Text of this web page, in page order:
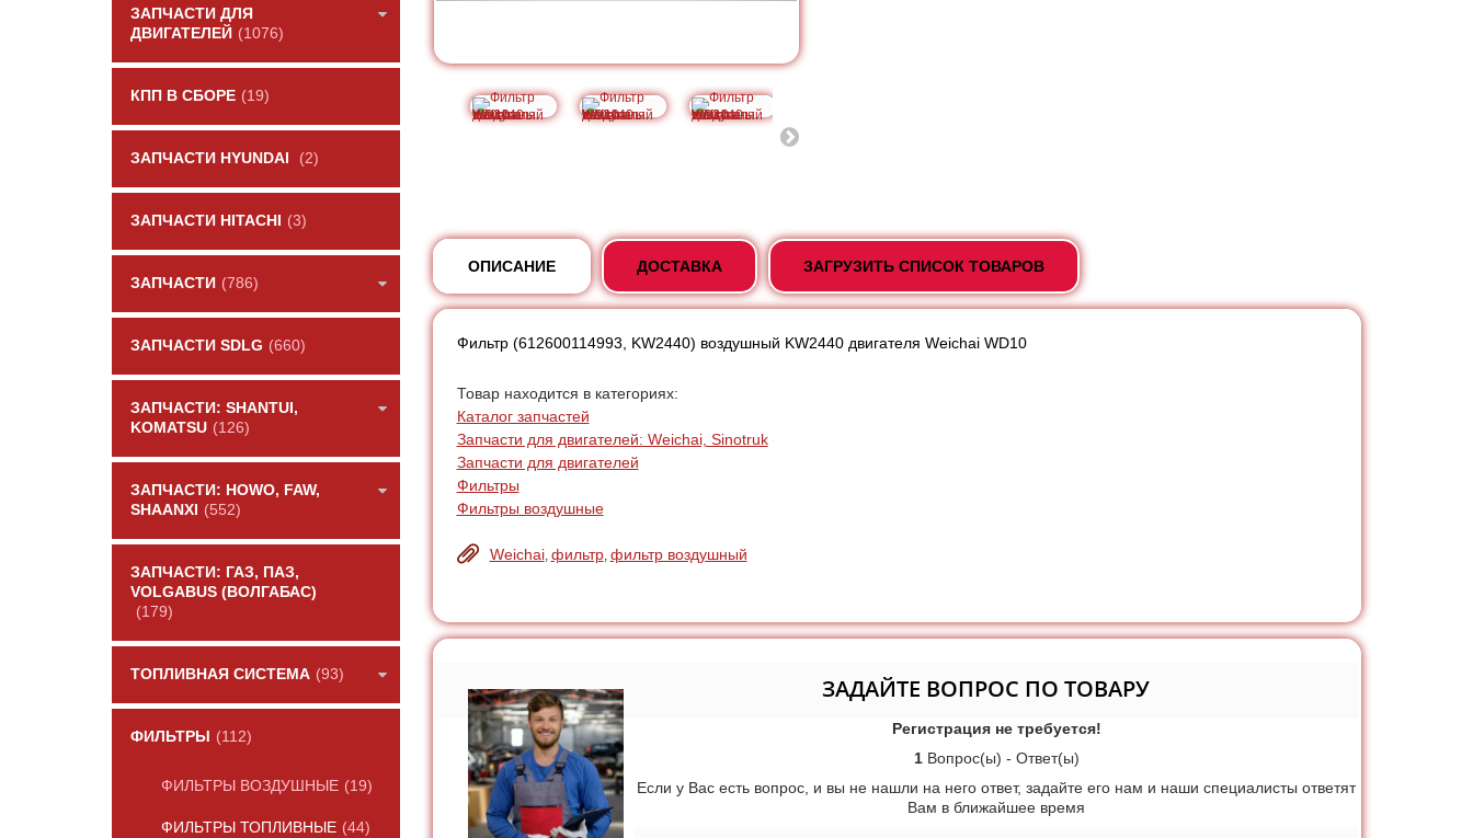
ЗАПЧАСТИ ДЛЯ
ДВИГАТЕЛЕЙ (1076)
КПП В СБОРЕ (19)
ЗАПЧАСТИ HYUNDAI (2)
ЗАПЧАСТИ HITACHI (3)
ЗАПЧАСТИ (786)
ЗАПЧАСТИ SDLG (660)
ЗАПЧАСТИ: SHANTUI,
KOMATSU (126)
ЗАПЧАСТИ: HOWO, FAW,
SHAANXI
(552)
ЗАПЧАСТИ: ГАЗ, ПАЗ,
VOLGABUS (ВОЛГАБАС)
(179)
ТОПЛИВНАЯ СИСТЕМА (93)
ФИЛЬТРЫ (112)
ФИЛЬТРЫ ВОЗДУШНЫЕ (19)
ФИЛЬТРЫ ТОПЛИВНЫЕ (44)
ОПИСАНИЕ ДОСТАВКА ЗАГРУЗИТЬ СПИСОК ТОВАРОВ
Фильтр (612600114993, KW2440) воздушный KW2440 двигателя Weichai WD10
Товар находится в категориях:
Каталог запчастей
Запчасти для двигателей: Weichai, Sinotruk
Запчасти для двигателей
Фильтры
Фильтры воздушные
Weichai, фильтр, фильтр воздушный
ЗАДАЙТЕ ВОПРОС ПО ТОВАРУ
Регистрация не требуется!
1Вопрос(ы) - Ответ(ы)
Если у Вас есть вопрос, и вы не нашли на него ответ, задайте его нам и наши специалисты ответят
Вам в ближайшее время